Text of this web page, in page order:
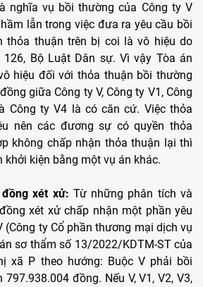
nghĩa vụ bồi thường của Công ty V
lẫn trong việc đưa ra yêu cầu bồi
thỏa thuận trên bị coi là vô hiệu do
Bộ Luật Dân sự. Vì vậy Tòa án
hiệu đối với thỏa thuận bồi thường
giữa Công ty V, Công ty V1, Công
Công ty V4 là có căn cứ. Việc thỏa
nên các đương sự có quyền thỏa
không chấp nhận thỏa thuận lại thì
khởi kiện bằng một vụ án khác.
xét xử: Từ những phân tích và
xét xử chấp nhận một phần yêu
(Công ty Cổ phần thương mại dịch vụ
sơ thẩm số 13/2022/KDTM-ST của
xã P theo hướng: Buộc V phải bồi
đồng. Nếu V, V1, V2, V3,